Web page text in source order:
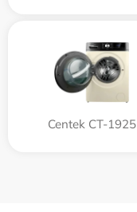
Centek CT-1925